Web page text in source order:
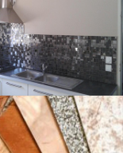
SERRURERIE